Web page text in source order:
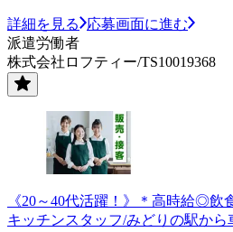
詳細を見る
応募画面に進む
派遣労働者
株式会社ロフティー/TS10019368
《20～40代活躍！》＊高時給◎飲
キッチンスタッフ/みどりの駅から